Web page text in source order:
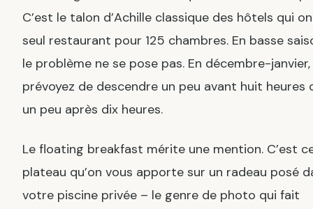
C’est le talon d’Achille classique des hôtels qui
seul restaurant pour 125 chambres. En basse
le problème ne se pose pas. En décembre-janvier,
prévoyez de descendre un peu avant huit heures
un peu après dix heures.
Le floating breakfast mérite une mention. C’est
plateau qu’on vous apporte sur un radeau posé
votre piscine privée – le genre de photo qui fait